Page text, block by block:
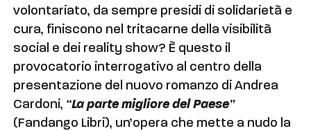
volontariato, da sempre presidi di solidarietà e
cura, finiscono nel tritacarne della visibilità
social e dei reality show? È questo il
provocatorio interrogativo al centro della
presentazione del nuovo romanzo di Andrea
Cardoni, “La parte migliore del Paese”
(Fandango Libri), un’opera che mette a nudo la